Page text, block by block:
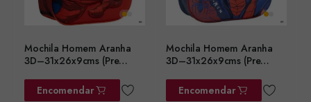
Mochila Homem Aranha
3D–31x26x9cms (Pre
Encomendar
Mochila Homem Aranha
3D–31x26x9cms (Pre
Encomendar